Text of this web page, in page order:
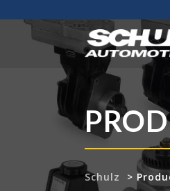
Schulz >